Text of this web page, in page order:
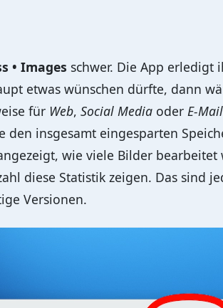
• Images schwer. Die App erledigt
etwas wünschen dürfte, dann
für Web, Social Media oder E-Mail
den insgesamt eingesparten
wie viele Bilder
diese Statistik zeigen. Das sind
Versionen.